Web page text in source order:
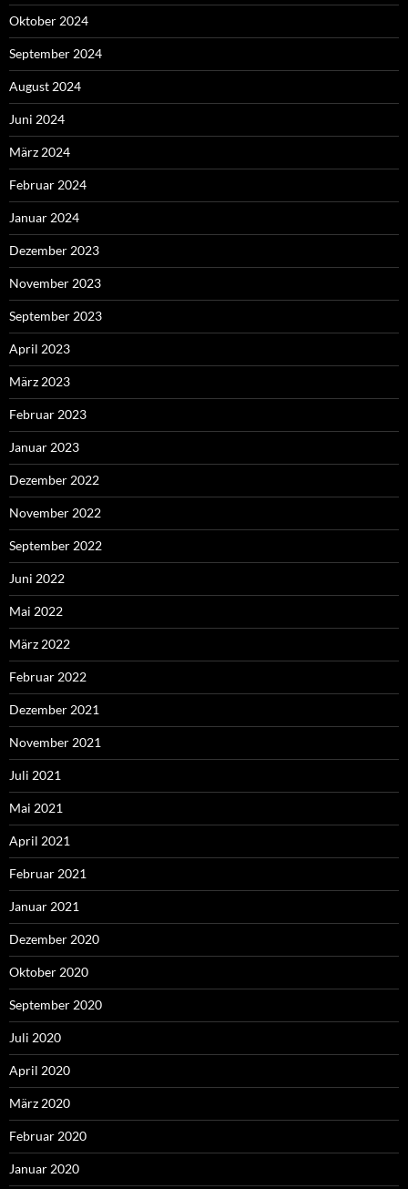
Oktober 2024
September 2024
August 2024
Juni 2024
März 2024
Februar 2024
Januar 2024
Dezember 2023
November 2023
September 2023
April 2023
März 2023
Februar 2023
Januar 2023
Dezember 2022
November 2022
September 2022
Juni 2022
Mai 2022
März 2022
Februar 2022
Dezember 2021
November 2021
Juli 2021
Mai 2021
April 2021
Februar 2021
Januar 2021
Dezember 2020
Oktober 2020
September 2020
Juli 2020
April 2020
März 2020
Februar 2020
Januar 2020